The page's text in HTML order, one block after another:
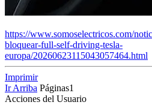
https://www.somoselectricos.com/
bloquear-full-self-driving-tesla-
europa/20260623115043057464.html
Imprimir
Ir Arriba Páginas1
Acciones del Usuario